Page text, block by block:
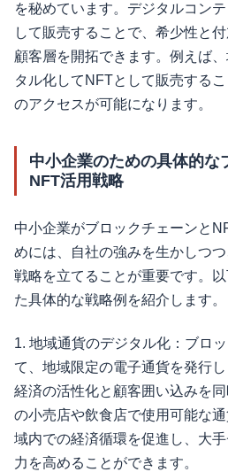
を秘めています。デジタルコン
して販売することで、希少性と
顧客層を開拓できます。例えば
タル化してNFTとして販売する
のアクセスが可能になります。
中小企業のための具体的な
NFT活用戦略
中小企業がブロックチェーンと
めには、自社の強みを生かしつ
戦略を立てることが重要です。
た具体的な戦略例を紹介します。
1. 地域通貨のデジタル化：ブロ
て、地域限定の電子通貨を発行
経済の活性化と顧客囲い込みを
の小売店や飲食店で使用可能な
域内での経済循環を促進し、大
力を高めることができます。